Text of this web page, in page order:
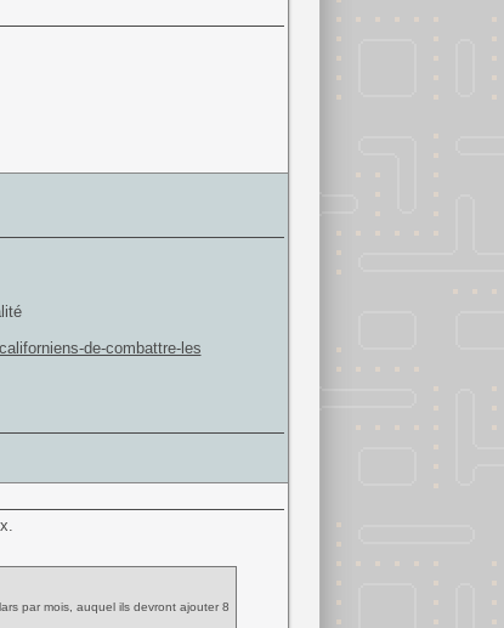
de-combattre-les
par mois, auquel ils devront ajouter 8